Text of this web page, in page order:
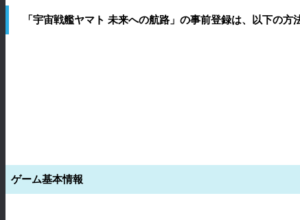
「宇宙戦艦ヤマト 未来への航路」の事前登録は、以下の方
ゲーム基本情報